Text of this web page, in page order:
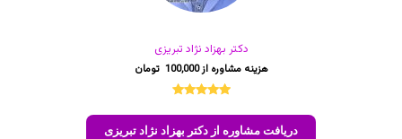
دکتر بهزاد نژاد تبریزی
100,000
5.00
دریافت مشاوره از دکتر بهزاد نژاد تبریزی